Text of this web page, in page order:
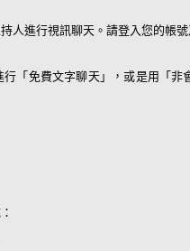
人進行視訊聊天。請登入您的帳
「免費文字聊天」，或是用「